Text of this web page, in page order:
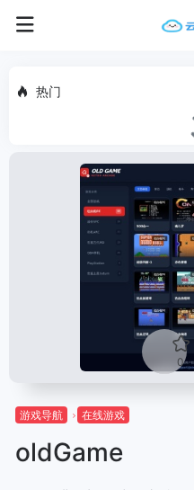
热门
0
游戏导航 在线游戏
oldGame